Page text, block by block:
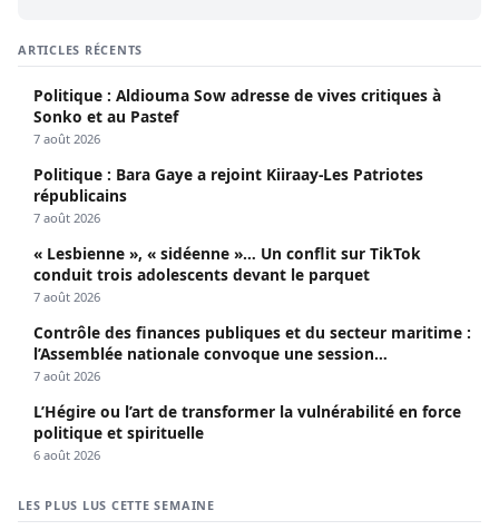
ARTICLES RÉCENTS
Politique : Aldiouma Sow adresse de vives critiques à
Sonko et au Pastef
7 août 2026
Politique : Bara Gaye a rejoint Kiiraay-Les Patriotes
républicains
7 août 2026
« Lesbienne », « sidéenne »… Un conflit sur TikTok
conduit trois adolescents devant le parquet
7 août 2026
Contrôle des finances publiques et du secteur maritime :
l’Assemblée nationale convoque une session
extraordinaire
7 août 2026
L’Hégire ou l’art de transformer la vulnérabilité en force
politique et spirituelle
6 août 2026
LES PLUS LUS CETTE SEMAINE